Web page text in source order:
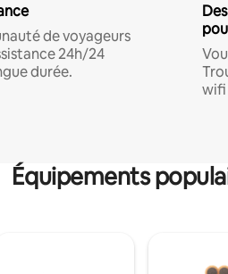
de voyageurs
24h/24
durée.
wifi
Équipements